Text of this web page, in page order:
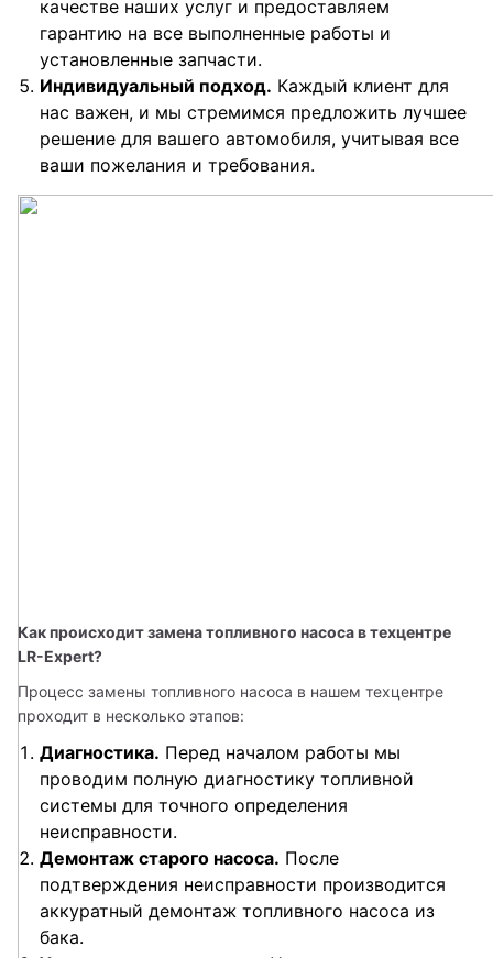
качестве наших услуг и предоставляем
гарантию на все выполненные работы и
установленные запчасти.
Индивидуальный подход. Каждый клиент для
нас важен, и мы стремимся предложить лучшее
решение для вашего автомобиля, учитывая все
ваши пожелания и требования.
Как происходит замена топливного насоса в техцентре
LR-Expert?
Процесс замены топливного насоса в нашем техцентре
проходит в несколько этапов:
Диагностика. Перед началом работы мы
проводим полную диагностику топливной
системы для точного определения
неисправности.
Демонтаж старого насоса. После
подтверждения неисправности производится
аккуратный демонтаж топливного насоса из
бака.